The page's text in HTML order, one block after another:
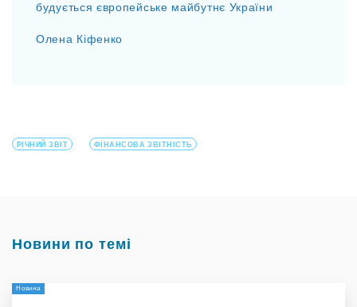
будується європейське майбутнє України
Олена Кіфенко
РІЧНИЙ ЗВІТ ФІНАНСОВА ЗВІТНІСТЬ
Новини по темі
Новина